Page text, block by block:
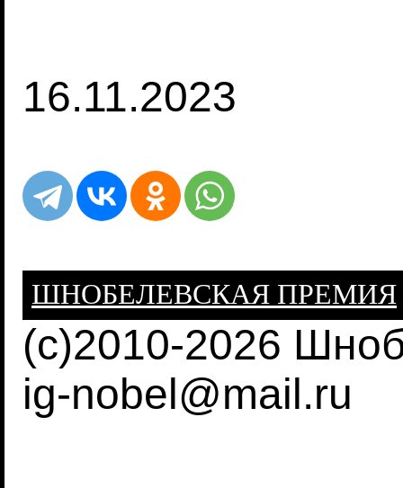
16.11.2023
ШНОБЕЛЕВСКАЯ ПРЕМИЯ
(c)2010-2026
ig-nobel@mail.ru